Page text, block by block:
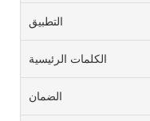
التطبيق
الكلمات الرئيسية
الضمان